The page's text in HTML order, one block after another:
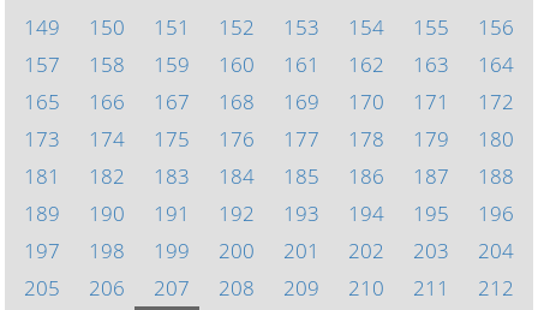
149
150 151 152 153 154 155
156
157
158 159 160 161 162 163
164
165
166 167 168 169 170 171
172
173
174 175 176 177 178 179
180
181
182 183 184 185 186 187
188
189
190 191 192 193 194 195
196
197
198 199 200 201 202 203
204
205
206 207 208 209 210 211
212